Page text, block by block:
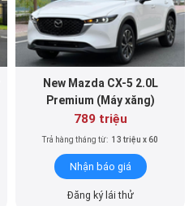
New Mazda CX-5 2.0L
Premium (Máy xăng)
789 triệu
Trả hàng tháng từ: 13 triệu x 60
Nhận báo giá
Đăng ký lái thử